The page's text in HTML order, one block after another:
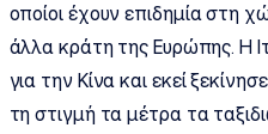
οποίοι έχουν επιδημία στη
άλλα κράτη της Ευρώπης. Η
για την Κίνα και εκεί
τη στιγμή τα μέτρα τα